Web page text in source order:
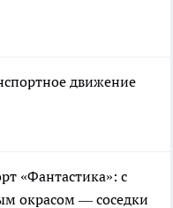
движение
«Фантастика»: с
окрасом — соседки